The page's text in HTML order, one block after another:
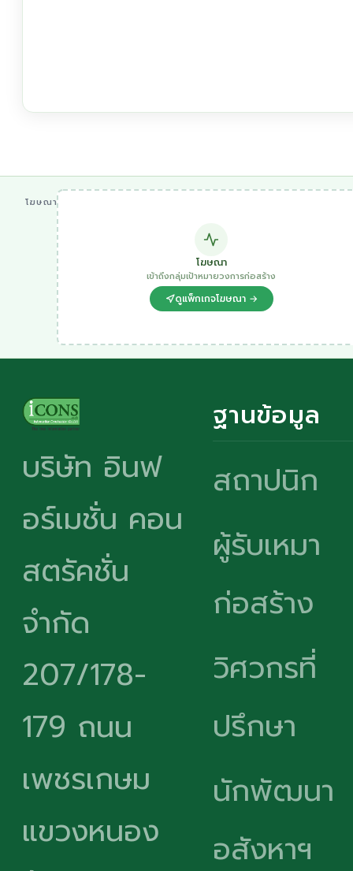
โฆษณา
โฆษณา
เข้าถึงกลุ่มเป้าหมายวงการก่อสร้าง
ดูแพ็กเกจโฆษณา →
บริษัท อินฟ
อร์เมชั่น คอน
สตรัคชั่น
จำกัด
207/178-
179 ถนน
เพชรเกษม
แขวงหนอง
ฐานข้อมูล
สถาปนิก
ผู้รับเหมา
ก่อสร้าง
วิศวกรที่
ปรึกษา
นักพัฒนา
อสังหาฯ